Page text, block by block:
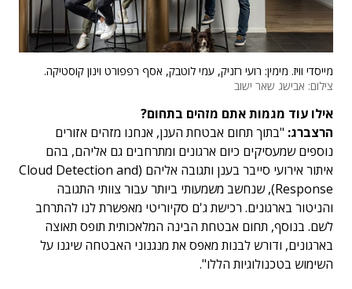
מייסדי וויז. מימין: רועי רזניק, עמי לוטבק, אסף רפפורט וינון קוסטיקה.
צילום: אבישג שאר ישוב
אילו עוד מגמות אתם מזהים בתחום?
הרצברג: "בתוך תחום אבטחת הענן, אנחנו מזהים אזורים
נוספים שמעסיקים כיום ארגונים ומתרחבים גם אליהם, בהם
איתור אירועי סייבר בענן ותגובה אליהם (Cloud Detection and
Response), שנחשב משמעותי ביותר עבור צוותי התגובה
והניטור בארגונים. רכישת ג'ם סקיוריטי מאפשרת לנו להתרחב
לשם. בנוסף, תחום אבטחת הבינה המלאכותית תופס תאוצה
בארגונים, ודורש לבנות מאפס את מנגנוני האבטחה שיגנו על
השימוש בטכנולוגיות הללו".